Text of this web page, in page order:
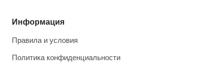
Информация
Правила и условия
Политика конфиденциальности